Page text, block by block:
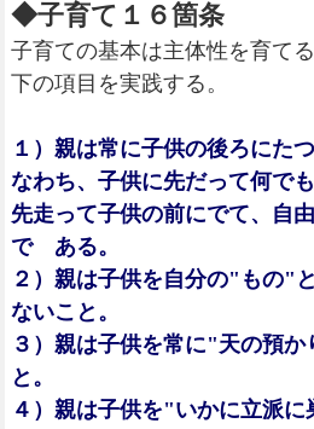
◆子育て１６箇条
子育ての基本は主体性を育て
下の項目を実践する。
１）親は常に子供の後ろにた
なわち、子供に先だって何で
先走って子供の前にでて、自
で ある。
２）親は子供を自分の"もの"
ないこと。
３）親は子供を常に"天の預
と。
４）親は子供を"いかに立派に